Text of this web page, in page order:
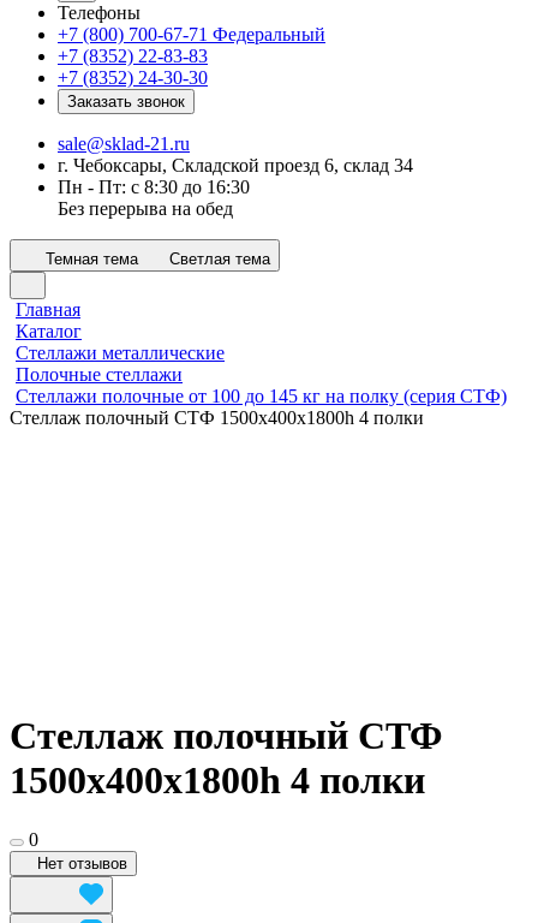
Телефоны
+7 (800) 700-67-71 Федеральный
+7 (8352) 22-83-83
+7 (8352) 24-30-30
Заказать звонок
sale@sklad-21.ru
г. Чебоксары, Складской проезд 6, склад 34
Пн - Пт: с 8:30 до 16:30
Без перерыва на обед
Темная тема Светлая тема
Главная
Каталог
Стеллажи металлические
Полочные стеллажи
Стеллажи полочные от 100 до 145 кг на полку (серия СТФ)
Стеллаж полочный СТФ 1500х400x1800h 4 полки
Стеллаж полочный СТФ
1500х400x1800h 4 полки
0
Нет отзывов